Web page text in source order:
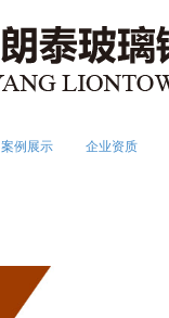
案例展示 企业资质